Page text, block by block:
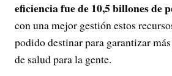
eficiencia fue de 10,5 billones de
con una mejor gestión estos
podido destinar para garantizar
de salud para la gente.